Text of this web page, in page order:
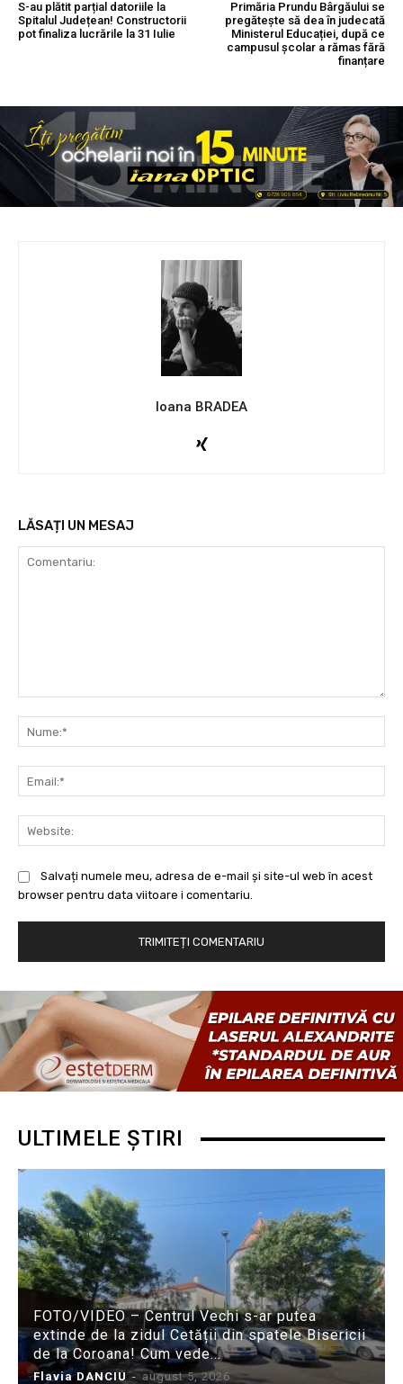
S-au plătit parțial datoriile la
Spitalul Județean! Constructorii
pot finaliza lucrările la 31 Iulie
Primăria Prundu Bârgăului se
pregătește să dea în judecată
Ministerul Educației, după ce
campusul școlar a rămas fără
finanțare
Ioana BRADEA
LĂSAȚI UN MESAJ
Salvați numele meu, adresa de e-mail și site-ul web în acest
browser pentru data viitoare i comentariu.
ULTIMELE ȘTIRI
FOTO/VIDEO – Centrul Vechi s-ar putea
extinde de la zidul Cetății din spatele Bisericii
de la Coroana! Cum vede...
Flavia DANCIU - august 5, 2026